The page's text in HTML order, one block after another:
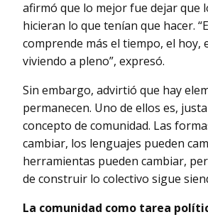
afirmó que lo mejor fue dejar que
hicieran lo que tenían que hacer.
comprende más el tiempo, el hoy,
viviendo a pleno”, expresó.
Sin embargo, advirtió que hay
permanecen. Uno de ellos es,
concepto de comunidad. Las
cambiar, los lenguajes pueden
herramientas pueden cambiar,
de construir lo colectivo sigue
La comunidad como tarea